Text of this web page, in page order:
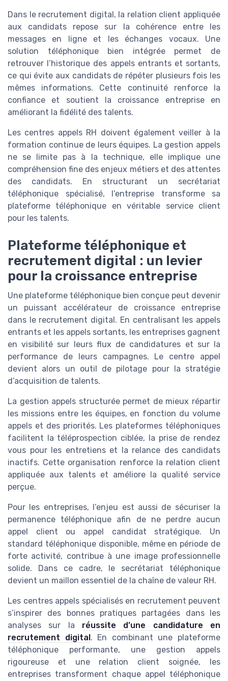
Dans le recrutement digital, la relation client appliquée
aux candidats repose sur la cohérence entre les
messages en ligne et les échanges vocaux. Une
solution téléphonique bien intégrée permet de
retrouver l’historique des appels entrants et sortants,
ce qui évite aux candidats de répéter plusieurs fois les
mêmes informations. Cette continuité renforce la
confiance et soutient la croissance entreprise en
améliorant la fidélité des talents.
Les centres appels RH doivent également veiller à la
formation continue de leurs équipes. La gestion appels
ne se limite pas à la technique, elle implique une
compréhension fine des enjeux métiers et des attentes
des candidats. En structurant un secrétariat
téléphonique spécialisé, l’entreprise transforme sa
plateforme téléphonique en véritable service client
pour les talents.
Plateforme téléphonique et
recrutement digital : un levier
pour la croissance entreprise
Une plateforme téléphonique bien conçue peut devenir
un puissant accélérateur de croissance entreprise
dans le recrutement digital. En centralisant les appels
entrants et les appels sortants, les entreprises gagnent
en visibilité sur leurs flux de candidatures et sur la
performance de leurs campagnes. Le centre appel
devient alors un outil de pilotage pour la stratégie
d’acquisition de talents.
La gestion appels structurée permet de mieux répartir
les missions entre les équipes, en fonction du volume
appels et des priorités. Les plateformes téléphoniques
facilitent la téléprospection ciblée, la prise de rendez
vous pour les entretiens et la relance des candidats
inactifs. Cette organisation renforce la relation client
appliquée aux talents et améliore la qualité service
perçue.
Pour les entreprises, l’enjeu est aussi de sécuriser la
permanence téléphonique afin de ne perdre aucun
appel client ou appel candidat stratégique. Un
standard téléphonique disponible, même en période de
forte activité, contribue à une image professionnelle
solide. Dans ce cadre, le secrétariat téléphonique
devient un maillon essentiel de la chaîne de valeur RH.
Les centres appels spécialisés en recrutement peuvent
s’inspirer des bonnes pratiques partagées dans les
analyses sur la réussite d’une candidature en
recrutement digital . En combinant une plateforme
téléphonique performante, une gestion appels
rigoureuse et une relation client soignée, les
entreprises transforment chaque appel téléphonique